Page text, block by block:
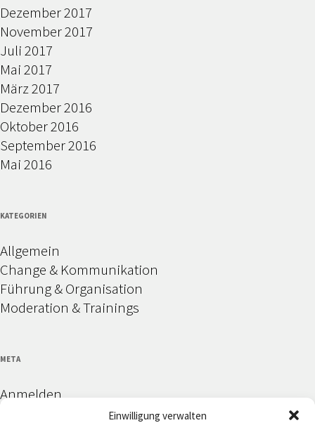
Einwilligung verwalten
Dezember 2017
November 2017
Juli 2017
Mai 2017
März 2017
Dezember 2016
Oktober 2016
September 2016
Mai 2016
KATEGORIEN
Allgemein
Change & Kommunikation
Führung & Organisation
Moderation & Trainings
META
Anmelden